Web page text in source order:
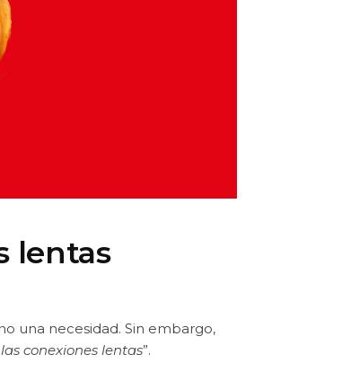
lentas
una necesidad. Sin embargo,
conexiones lentas”.